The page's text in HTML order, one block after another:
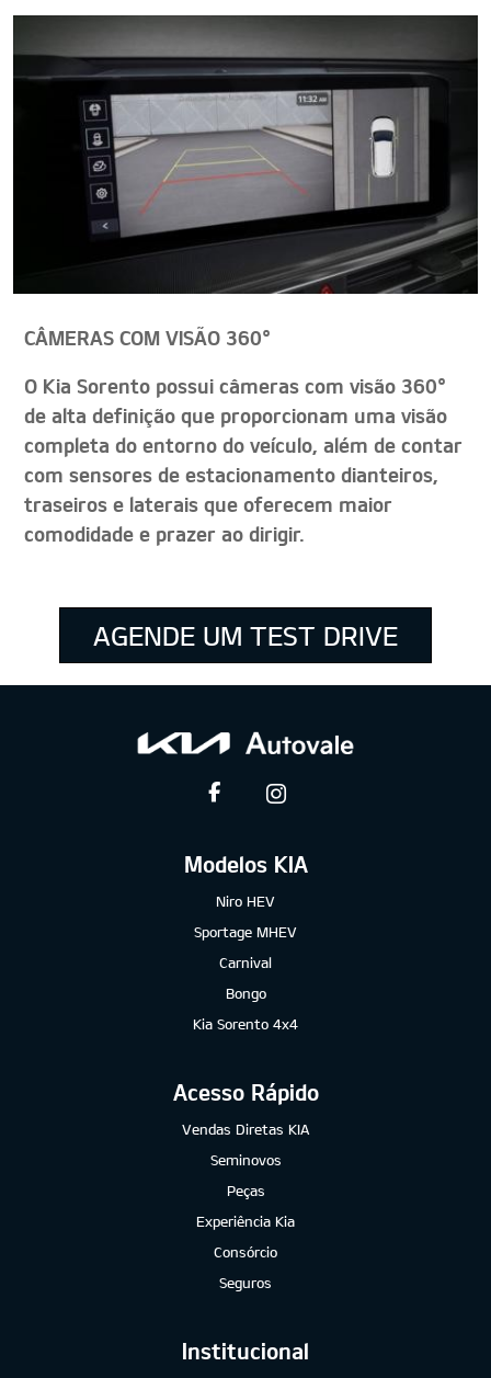
CÂMERAS COM VISÃO 360°
O Kia Sorento possui câmeras com visão 360°
de alta definição que proporcionam uma visão
completa do entorno do veículo, além de contar
com sensores de estacionamento dianteiros,
traseiros e laterais que oferecem maior
comodidade e prazer ao dirigir.
AGENDE UM TEST DRIVE
Modelos KIA
Niro HEV
Sportage MHEV
Carnival
Bongo
Kia Sorento 4x4
Acesso Rápido
Vendas Diretas KIA
Seminovos
Peças
Experiência Kia
Consórcio
Seguros
Institucional